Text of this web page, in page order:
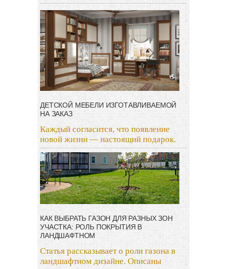
ДЕТСКОЙ МЕБЕЛИ ИЗГОТАВЛИВАЕМОЙ
НА ЗАКАЗ
Каждый согласится, что появление
новой жизни — настоящий подарок.
КАК ВЫБРАТЬ ГАЗОН ДЛЯ РАЗНЫХ ЗОН
УЧАСТКА: РОЛЬ ПОКРЫТИЯ В
ЛАНДШАФТНОМ
Статья рассказывает о роли газона в
ландшафтном дизайне. Описаны